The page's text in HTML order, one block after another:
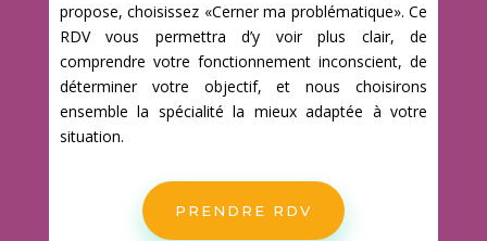
propose, choisissez «Cerner ma problématique». Ce
RDV vous permettra d’y voir plus clair, de
comprendre votre fonctionnement inconscient, de
déterminer votre objectif, et nous choisirons
ensemble la spécialité la mieux adaptée à votre
situation.
PRENDRE RDV